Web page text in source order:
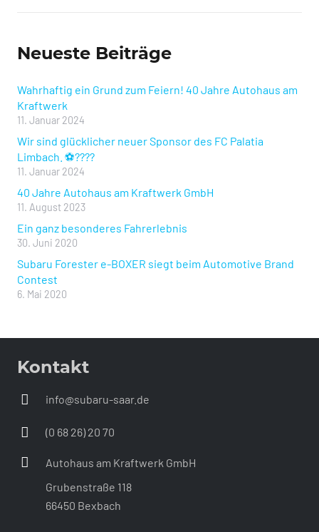
Neueste Beiträge
Wahrhaftig ein Grund zum Feiern! 40 Jahre Autohaus am
Kraftwerk
11. Januar 2024
Wir sind glücklicher neuer Sponsor des FC Palatia
Limbach. ⚽️????
11. Januar 2024
40 Jahre Autohaus am Kraftwerk GmbH
11. August 2023
Ein ganz besonderes Fahrerlebnis
30. Juni 2020
Subaru Forester e-BOXER siegt beim Automotive Brand
Contest
6. Mai 2020
Kontakt
info@subaru-saar.de
(0 68 26) 20 70
Autohaus am Kraftwerk GmbH
Grubenstraße 118
66450 Bexbach